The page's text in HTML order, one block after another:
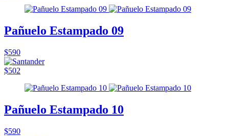
Pañuelo Estampado 09
$590
$502
Pañuelo Estampado 10
$590